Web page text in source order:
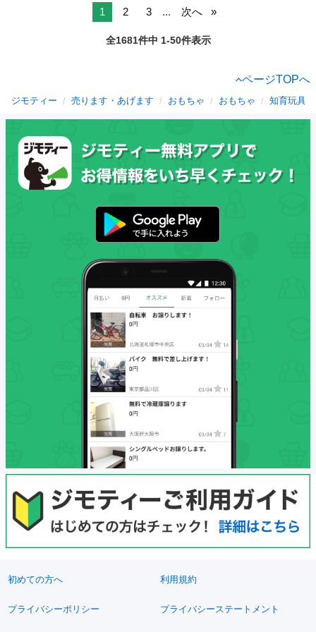
1 2 3 ... 次へ
全1681件中 1-50件表示
ページTOPへ
ジモティー 売ります・あげます おもちゃ おもちゃ 知育玩具
初めての方へ 利用規約
プライバシーポリシー プライバシーステートメント